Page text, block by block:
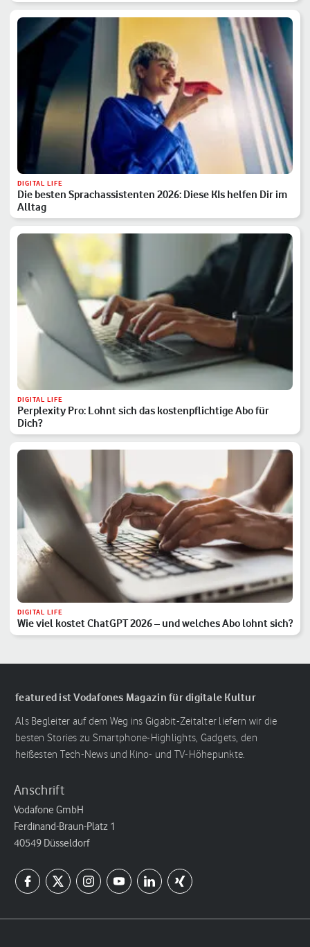
DIGITAL LIFE
Die besten Sprachassistenten 2026: Diese KIs helfen Dir im
Alltag
DIGITAL LIFE
Perplexity Pro: Lohnt sich das kostenpflichtige Abo für
Dich?
DIGITAL LIFE
Wie viel kostet ChatGPT 2026 – und welches Abo lohnt sich?
featured ist Vodafones Magazin für digitale Kultur
Als Begleiter auf dem Weg ins Gigabit-Zeitalter liefern wir die
besten Stories zu Smartphone-Highlights, Gadgets, den
heißesten Tech-News und Kino- und TV-Höhepunkte.
Anschrift
Vodafone GmbH
Ferdinand-Braun-Platz 1
40549 Düsseldorf